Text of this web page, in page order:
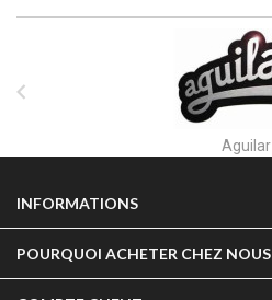

INFORMATIONS
POURQUOI ACHETER CHEZ NOUS